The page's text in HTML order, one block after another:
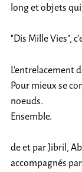
long et objets
"Dis Mille Vies",
L’entrelacement
Pour mieux se
noeuds.
Ensemble.
de et par Jibril,
accompagnés